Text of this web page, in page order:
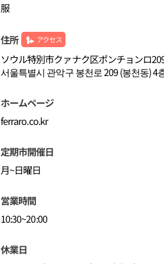
服
住所 アクセス
ソウル特別市クァナク区ポンチョンロ
서울특별시 관악구 봉천로 209 (봉천동) 4
ホームページ
ferraro.co.kr
定期市開催日
月~日曜日
営業時間
10:30~20:00
休業日